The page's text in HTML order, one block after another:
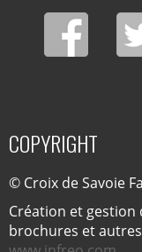
COPYRIGHT
© Croix de Savoie
Création et gestion
brochures et